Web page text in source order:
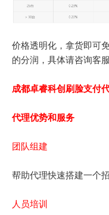
价格透明化，拿货即可
的分润，具体请咨询客服
成都卓睿科创刷脸支付
代理优势和服务
团队组建
帮助代理快速搭建一个
人员培训